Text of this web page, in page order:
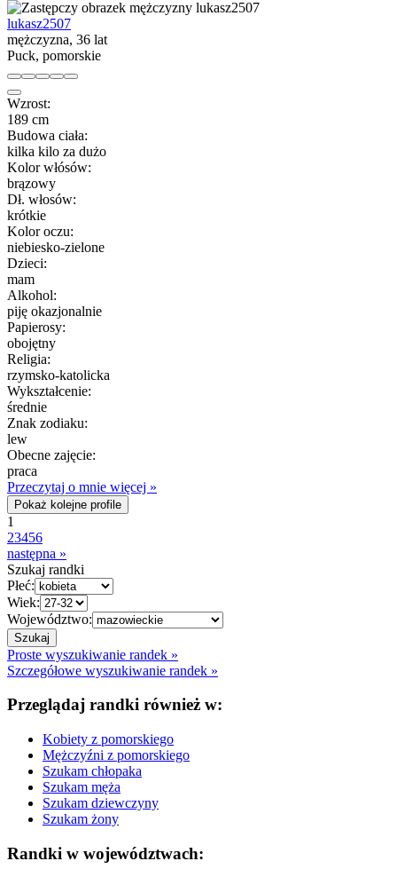
lukasz2507
mężczyzna, 36 lat
Puck, pomorskie
Wzrost:
189 cm
Budowa ciała:
kilka kilo za dużo
Kolor włósów:
brązowy
Dł. włosów:
krótkie
Kolor oczu:
niebiesko-zielone
Dzieci:
mam
Alkohol:
piję okazjonalnie
Papierosy:
obojętny
Religia:
rzymsko-katolicka
Wykształcenie:
średnie
Znak zodiaku:
lew
Obecne zajęcie:
praca
Przeczytaj o mnie więcej »
Pokaż kolejne profile
1
23456
następna »
Szukaj randki
Płeć:
Wiek:
Województwo:
Proste wyszukiwanie randek »
Szczegółowe wyszukiwanie randek »
Przeglądaj randki również w:
Kobiety z pomorskiego
Mężczyźni z pomorskiego
Szukam chłopaka
Szukam męża
Szukam dziewczyny
Szukam żony
Randki w województwach: